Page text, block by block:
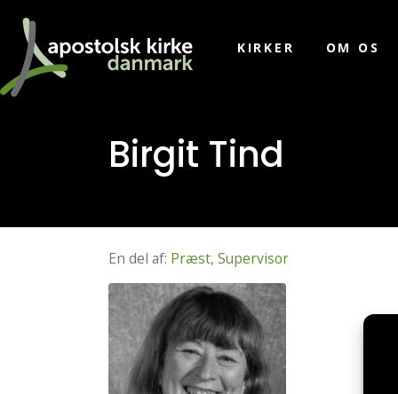
KIRKER OM OS
Birgit Tind
En del af: Præst, Supervisor